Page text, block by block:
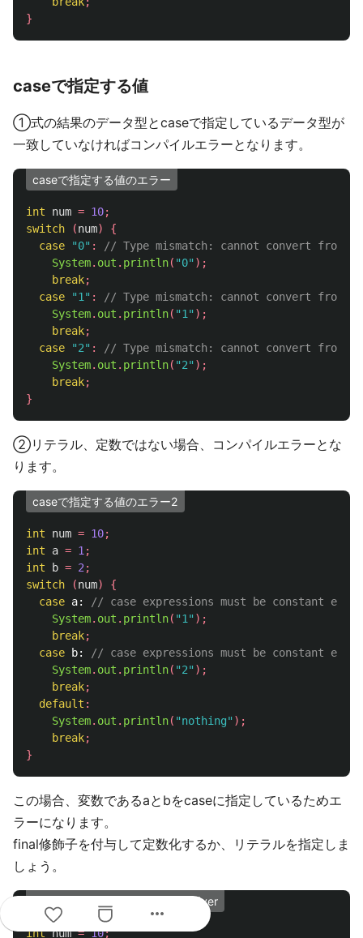
}
caseで指定する値
①式の結果のデータ型とcaseで指定しているデータ型が
一致していなければコンパイルエラーとなります。
caseで指定する値のエラー
int num = 10;
switch
(num)
{
case
"0" :
// Type mismatch: cannot convert from
System. out . println( "0" );
break;
case
"1" :
// Type mismatch: cannot convert from
System. out . println( "1" );
break;
case
"2" :
// Type mismatch: cannot convert from
System. out . println( "2" );
break;
}
②リテラル、定数ではない場合、コンパイルエラーとな
ります。
caseで指定する値のエラー2
int num = 10;
int
a = 1 ;
int
b = 2 ;
switch
(num)
{
case a:
// case expressions must be constant
System. out . println( "1" );
break;
case
b:
// case expressions must be constant
System. out . println( "2" );
break;
default :
System. out . println( "nothing" );
break;
}
この場合、変数であるaとbをcaseに指定しているためエ
ラーになります。
final修飾子を付与して定数化するか、リテラルを指定しま
しょう。
caseで指定する値のエラー2修正ver
int num = 10;
more_horiz